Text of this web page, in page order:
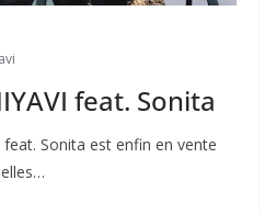
feat. Sonita
Sonita est enfin en vente